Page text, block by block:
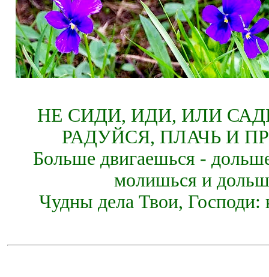
НЕ СИДИ, ИДИ, ИЛИ
РАДУЙСЯ, ПЛАЧЬ И
Больше двигаешься -
молишься и
Чудны дела Твои, Господи: